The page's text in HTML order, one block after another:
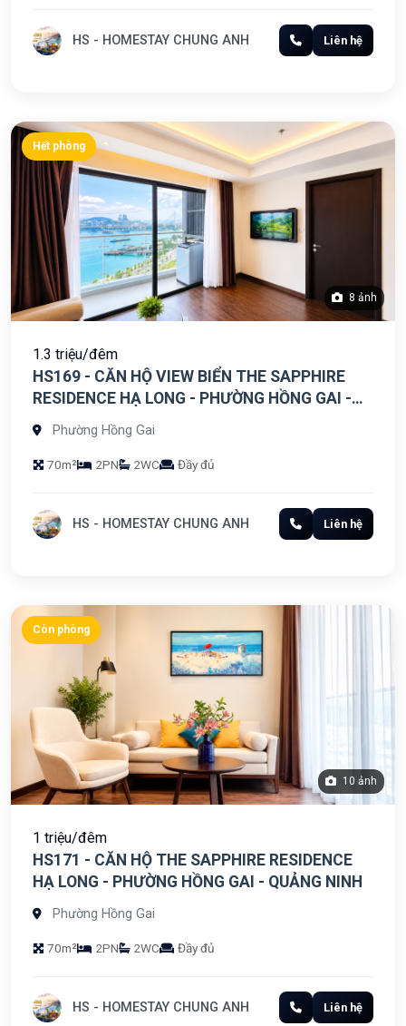
HS - HOMESTAY CHUNG ANH Liên hệ
Hết phòng
8 ảnh
1.3 triệu/đêm
HS169 - CĂN HỘ VIEW BIỂN THE SAPPHIRE
RESIDENCE HẠ LONG - PHƯỜNG HỒNG GAI -
QUẢNG NINH
Phường Hồng Gai
70m² 2PN 2WC Đầy đủ
HS - HOMESTAY CHUNG ANH Liên hệ
Còn phòng
10 ảnh
1 triệu/đêm
HS171 - CĂN HỘ THE SAPPHIRE RESIDENCE
HẠ LONG - PHƯỜNG HỒNG GAI - QUẢNG NINH
Phường Hồng Gai
70m² 2PN 2WC Đầy đủ
HS - HOMESTAY CHUNG ANH Liên hệ